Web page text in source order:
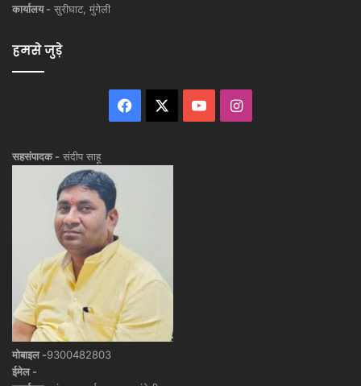
कार्यालय - सुरीघाट, मुंगेली
हमसे जुड़े
Facebook YouTubeInstagram
सहसंपादक - संदीप साहू
मोबाइल -9300482803
ईमेल -